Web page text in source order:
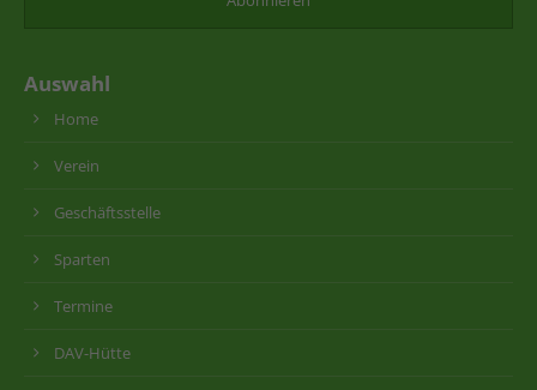
Auswahl
Home
Verein
Geschäftsstelle
Sparten
Termine
DAV-Hütte